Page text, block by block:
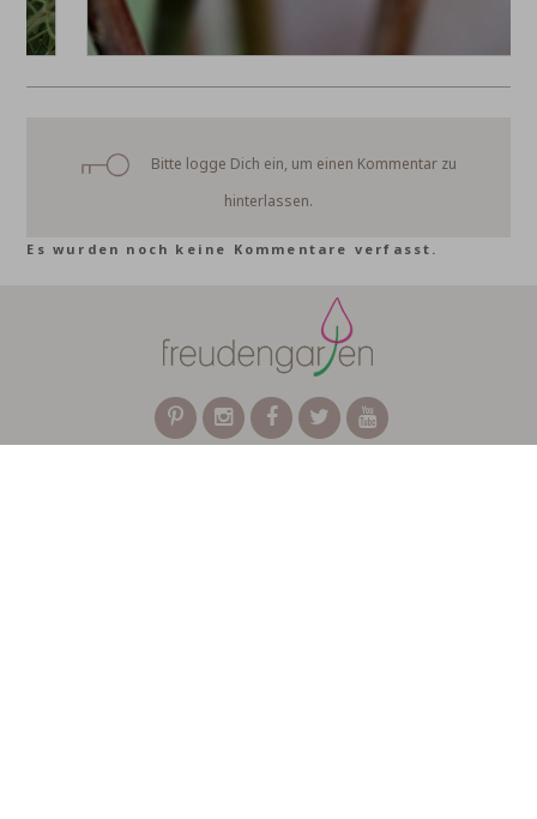
Bitte logge Dich ein, um einen Kommentar zu
hinterlassen.
Es wurden noch keine Kommentare verfasst.